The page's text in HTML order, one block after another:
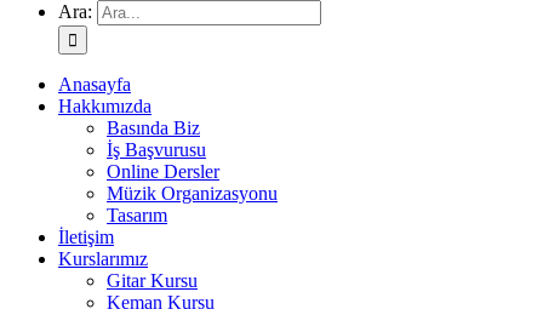
Ara:
Anasayfa
Hakkımızda
Basında Biz
İş Başvurusu
Online Dersler
Müzik Organizasyonu
Tasarım
İletişim
Kurslarımız
Gitar Kursu
Keman Kursu